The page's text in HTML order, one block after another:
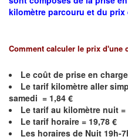
kilomètre parcouru et du prix
Comment calculer le prix d'une
Le coût de prise en
Le tarif kilomètre aller
samedi = 1,84 €
Le tarif au kilomètre nuit =
Le tarif horaire = 19,78 €
Les horaires de Nuit 19h-